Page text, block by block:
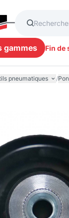
gammes Fin de
pneumatiques /